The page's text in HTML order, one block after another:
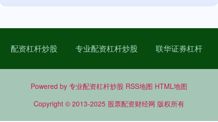
配资杠杆炒股 专业配资杠杆炒股 联华证券杠杆
Powered by 专业配资杠杆炒股 RSS地图 HTML地图
Copyright © 2013-2025 股票配资财经网 版权所有